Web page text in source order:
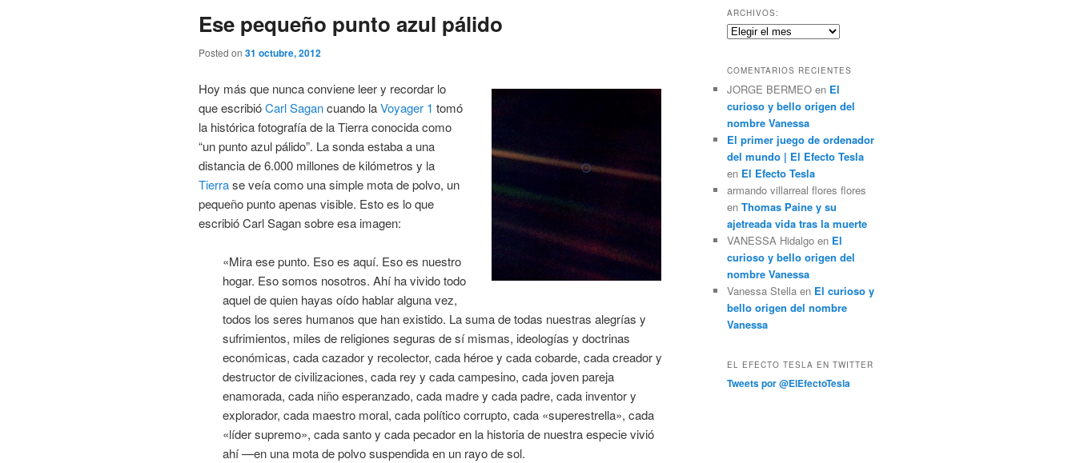
Ese pequeño punto azul pálido
Posted on 31 octubre, 2012
Hoy más que nunca conviene leer y recordar lo
que escribióCarl Sagancuando laVoyager 1 tomó
la histórica fotografía de la Tierra conocida como
“un punto azul pálido”. La sonda estaba a una
distancia de 6.000 millones de kilómetros y la
Tierrase veía como una simple mota de polvo, un
pequeño punto apenas visible. Esto es lo que
escribió Carl Sagan sobre esa imagen:
«Mira ese punto. Eso es aquí. Eso es nuestro
hogar. Eso somos nosotros. Ahí ha vivido todo
aquel de quien hayas oído hablar alguna vez,
todos los seres humanos que han existido. La suma de todas nuestras alegrías y
sufrimientos, miles de religiones seguras de sí mismas, ideologías y doctrinas
económicas, cada cazador y recolector, cada héroe y cada cobarde, cada creador y
destructor de civilizaciones, cada rey y cada campesino, cada joven pareja
enamorada, cada niño esperanzado, cada madre y cada padre, cada inventor y
explorador, cada maestro moral, cada político corrupto, cada «superestrella», cada
«líder supremo», cada santo y cada pecador en la historia de nuestra especie vivió
ahí —en una mota de polvo suspendida en un rayo de sol.
c
a
r
ARCHIVOS:
Archivos:
COMENTARIOS RECIENTES
JORGE BERMEO en El
curioso y bello origen del
nombre Vanessa
El primer juego de ordenador
del mundo | El Efecto Tesla
en El Efecto Tesla
armando villarreal flores flores
en Thomas Paine y su
ajetreada vida tras la muerte
VANESSA Hidalgo en El
curioso y bello origen del
nombre Vanessa
Vanessa Stella en El curioso y
bello origen del nombre
Vanessa
EL EFECTO TESLA EN TWITTER
Tweets por @ElEfectoTesla